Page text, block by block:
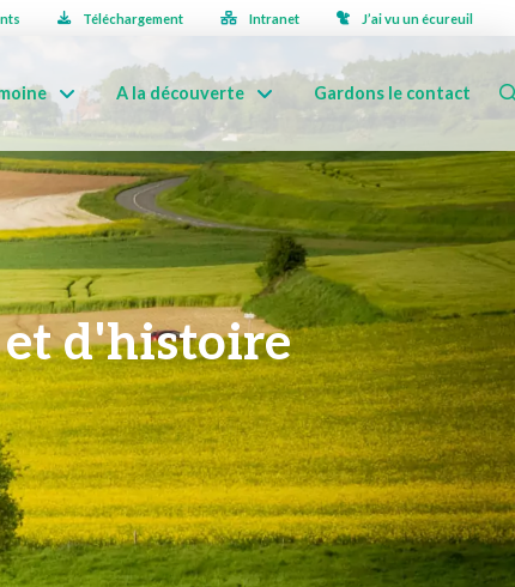
Téléchargement Intranet J’ai vu un écureuil
A la découverte Gardons le contact
et d'histoire